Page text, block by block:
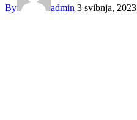
By admin 3 svibnja, 2023